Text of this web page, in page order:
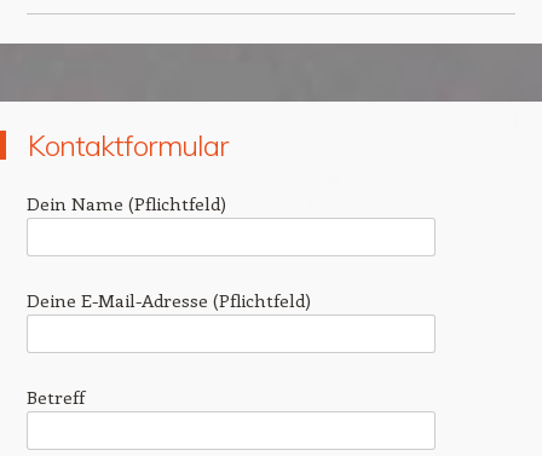
Kontaktformular
Dein Name (Pflichtfeld)
Deine E-Mail-Adresse (Pflichtfeld)
Betreff